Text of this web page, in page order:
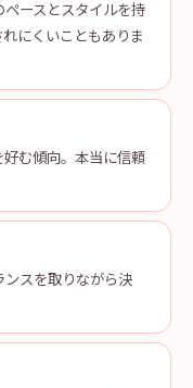
ースとスタイルを持
にくいこともありま
む傾向。本当に信頼
スを取りながら決